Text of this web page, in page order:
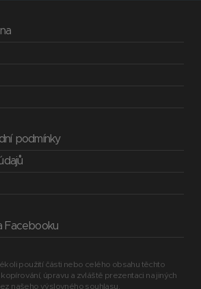
podmínky
Facebooku
použití části nebo celého obsahu těchto
úpravu a zvláště prezentaci na jiných
našeho výslovného souhlasu.